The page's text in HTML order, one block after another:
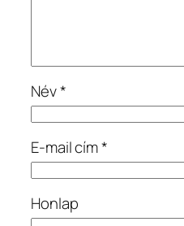
Név*
E-mail cím*
Honlap